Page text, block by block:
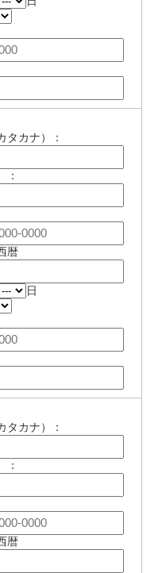
タカナ）：
：
暦
日
タカナ）：
：
暦